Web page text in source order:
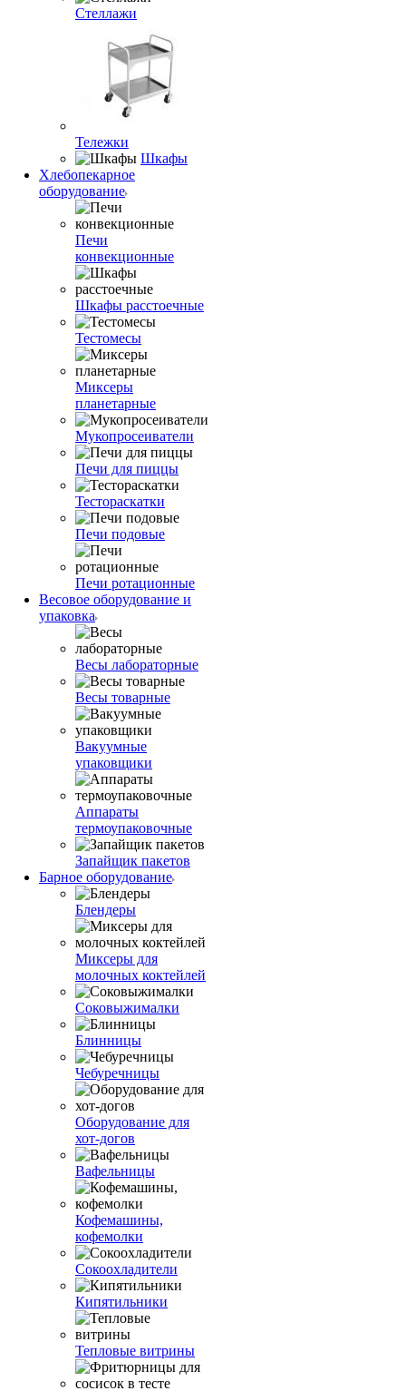
Стеллажи
Тележки
Шкафы
Хлебопекарное
оборудование
Печи
конвекционные
Шкафы расстоечные
Тестомесы
Миксеры
планетарные
Мукопросеиватели
Печи для пиццы
Тестораскатки
Печи подовые
Печи ротационные
Весовое оборудование и
упаковка
Весы лабораторные
Весы товарные
Вакуумные
упаковщики
Аппараты
термоупаковочные
Запайщик пакетов
Барное оборудование
Блендеры
Миксеры для
молочных коктейлей
Соковыжималки
Блинницы
Чебуречницы
Оборудование для
хот-догов
Вафельницы
Кофемашины,
кофемолки
Сокоохладители
Кипятильники
Тепловые витрины